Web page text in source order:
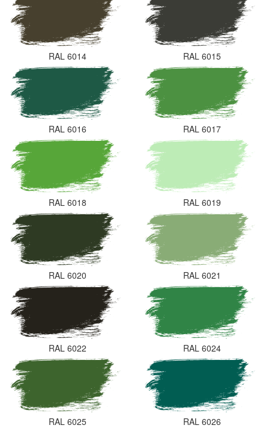
RAL 6014 RAL 6015
RAL 6016 RAL 6017
RAL 6018 RAL 6019
RAL 6020 RAL 6021
RAL 6022 RAL 6024
RAL 6025 RAL 6026